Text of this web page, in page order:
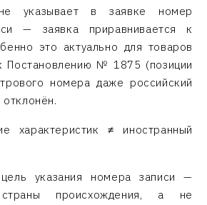
указывает в заявке номер
— заявка приравнивается к
это актуально для товаров
№ 1875 (позиции
номера даже российский
характеристик ≠ иностранный
указания номера записи —
страны происхождения, а не